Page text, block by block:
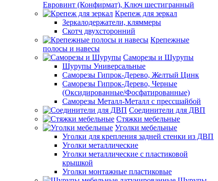
Евровинт (Конфирмат), Ключ шестигранный
Крепеж для зеркал
Зеркалодержатели, кляммеры
Скотч двухсторонний
Крепежные
полосы и навесы
Саморезы и Шурупы
Шурупы Универсальные
Саморезы Гипрок-Дерево, Желтый Цинк
Саморезы Гипрок-Дерево, Черные
(Оксидированные/Фосфатированные)
Саморезы Металл-Металл с прессшайбой
Соединители для ДВП
Стяжки мебельные
Уголки мебельные
Уголки для крепления задней стенки из ДВП
Уголки металлические
Уголки металлические с пластиковой
крышкой
Уголки монтажные пластиковые